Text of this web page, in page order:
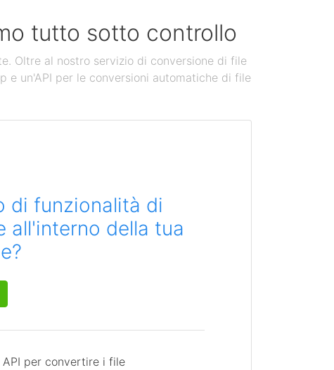
tutto sotto controllo
Oltre al nostro servizio di conversione di file
e un'API per le conversioni automatiche di file
di funzionalità di
all'interno della tua
API per convertire i file